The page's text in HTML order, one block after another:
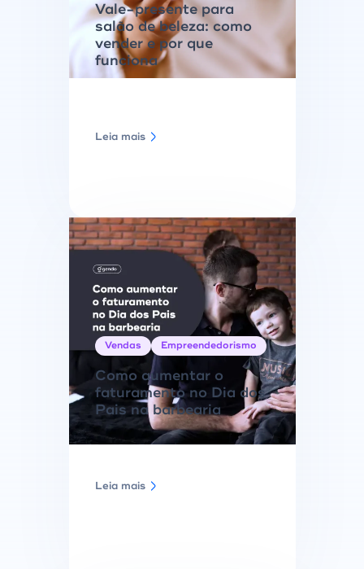
Vale-presente para
salão de beleza: como
vender e por que
funciona
Leia mais
Vendas Empreendedorismo
Como aumentar o
faturamento no Dia dos
Pais na barbearia
Leia mais